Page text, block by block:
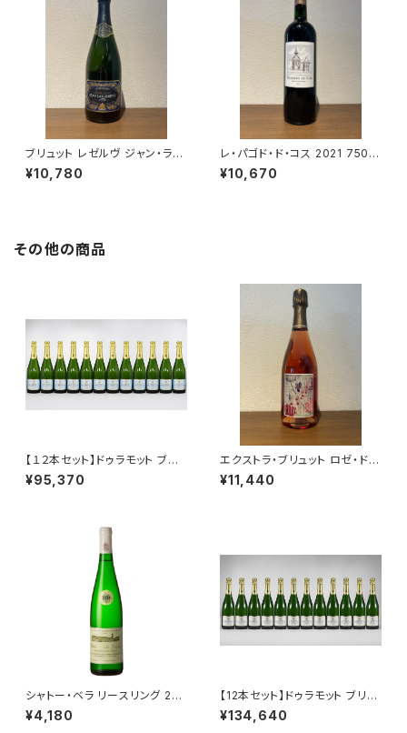
ブリュット レゼルヴ ジャン・ラル
マン シャンパーニュ ヴェルズネ
イ 750ml
¥10,780
レ・パゴド・ド・コス 2021 750m
l¥10,670
その他の商品
【１２本セット】ドゥラモット ブリ
ュット NV シャンパーニュ 750
ml
¥95,370
エクストラ・ブリュット ロゼ・ド・
ムニエ NV ラエルト・フレール
ロゼ シャンパーニュ 750ml
¥11,440
シャトー・ベラ リースリング 202
3 エゴン・ミュラー 白ワイン ス
ロヴァキア 750ml
¥4,180
【12本セット】ドゥラモット ブリュ
ット ブラン ド ブラン NV 750ml
シャンパーニュ フランス シャル
¥134,640